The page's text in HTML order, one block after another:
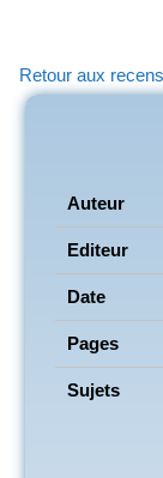
Retour aux
Auteur
Editeur
Date
Pages
Sujets